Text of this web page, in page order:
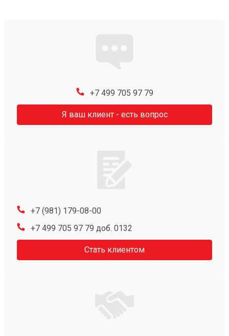
+7 499 705 97 79
Я ваш клиент - есть вопрос
+7 (981) 179-08-00
+7 499 705 97 79 доб. 0132
Стать клиентом